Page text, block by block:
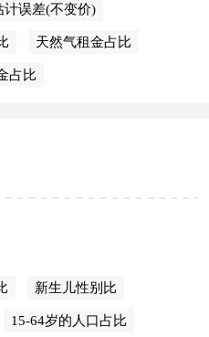
计误差(不变价)
天然气租金占比
占比
新生儿性别比
15-64岁的人口占比